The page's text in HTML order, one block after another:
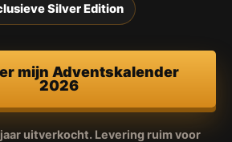
Silver Edition
mijn Adventskalender
2026
uitverkocht. Levering ruim voor